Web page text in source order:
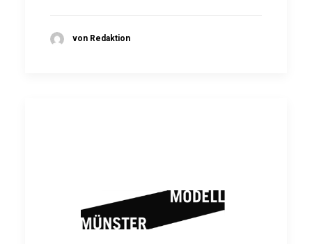
von Redaktion